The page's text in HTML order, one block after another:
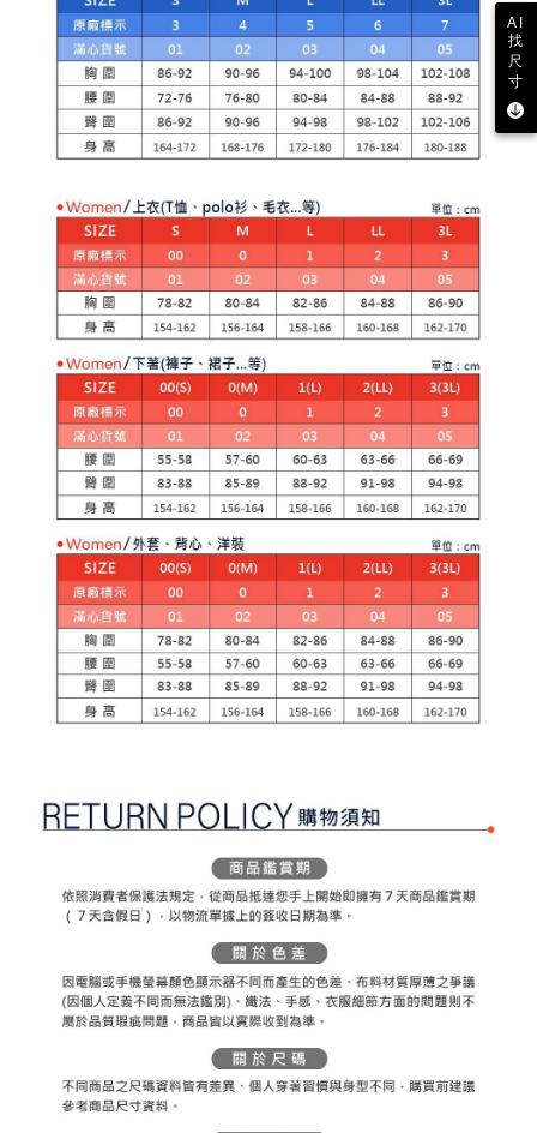
AFTEEの初回ご利用の際に、審査を通過すれば、最高額がNT$10,000にな
ります。支払い期限を過ぎた場合、その金額に基づいて年利20%の遅延滞
納金が加算されます。未成年の利用者は、事前に法定代理人または後見人
の同意を得ればAFTEEをご利用いただけます。
個人情報の処理、利用について疑問がある、または関連する法律の権利を
行使したい場合は、ネットプロテクションズcs_tw@netprotections.co.jp
にご連絡ください。上記に示した個人情報を、必要な購入注文書とあわせ
理、利用を許可することににご同意いただけない場合は、当サービスを選
択しないでください。
AI
找
尺
寸